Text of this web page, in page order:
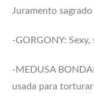
Juramento sagrado
-GORGONY:
-MEDUSA
usada para